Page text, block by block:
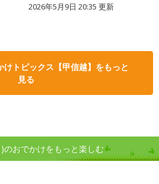
2026年5月9日 20:35 更新
けトピックス【甲信越】をもっと
見る
のおでかけをもっと楽しむ